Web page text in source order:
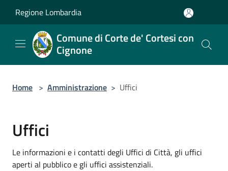
Regione Lombardia
Comune di Corte de' Cortesi con
Cignone
Home > Amministrazione > Uffici
Uffici
Le informazioni e i contatti degli Uffici di Città, gli uffici
aperti al pubblico e gli uffici assistenziali.